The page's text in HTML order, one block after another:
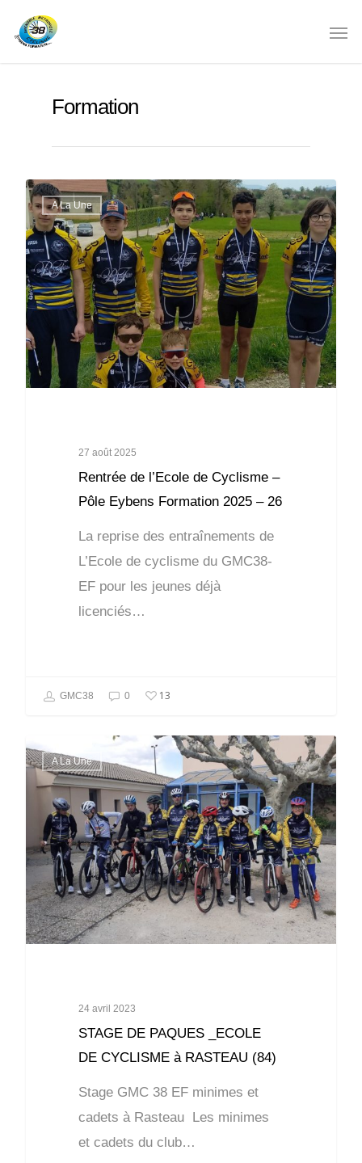
Formation
A La Une
27 août 2025
Rentrée de l’Ecole de Cyclisme –
Pôle Eybens Formation 2025 – 26
La reprise des entraînements de
L’Ecole de cyclisme du GMC38-
EF pour les jeunes déjà
licenciés…
GMC38 0 13
A La Une
24 avril 2023
STAGE DE PAQUES _ECOLE
DE CYCLISME à RASTEAU (84)
Stage GMC 38 EF minimes et
cadets à Rasteau Les minimes
et cadets du club…